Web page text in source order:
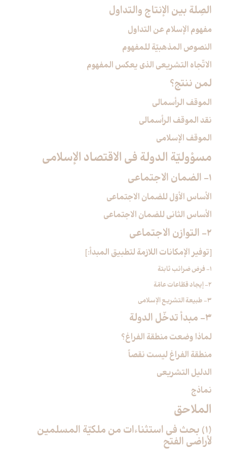
الصِلة بين الإنتاج والتداول‏
مفهوم الإسلام عن التداول
النصوص المذهبيّة للمفهوم
الاتّجاه التشريعي الذي يعكس المفهوم
لمن ننتج؟
الموقف الرأسمالي
نقد الموقف الرأسمالي
الموقف الإسلامي
مسؤوليّة الدولة في الاقتصاد الإسلامي‏
1- الضمان الاجتماعي‏
الأساس الأوّل للضمان الاجتماعي
الأساس الثاني للضمان الاجتماعي
2- التوازن الاجتماعي‏
[توفير الإمكانات اللازمة لتطبيق المبدأ:]
1- فرض ضرائب ثابتة
2- إيجاد قطّاعات عامّة
3- طبيعة التشريع الإسلامي
3- مبدأ تدخّل الدولة
لماذا وضعت منطقة الفراغ؟
منطقة الفراغ ليست نقصاً
الدليل التشريعي
نماذج
الملاحق‏
(1) بحث في استثناءات من ملكيّة المسلمين
لأراضي الفتح‏